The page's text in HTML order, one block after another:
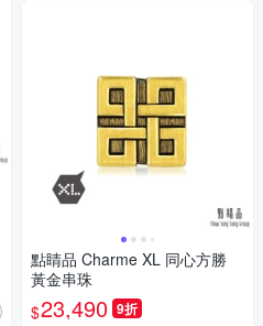
點睛品 Charme XL 同心方勝
黃金串珠
$23,490 9折